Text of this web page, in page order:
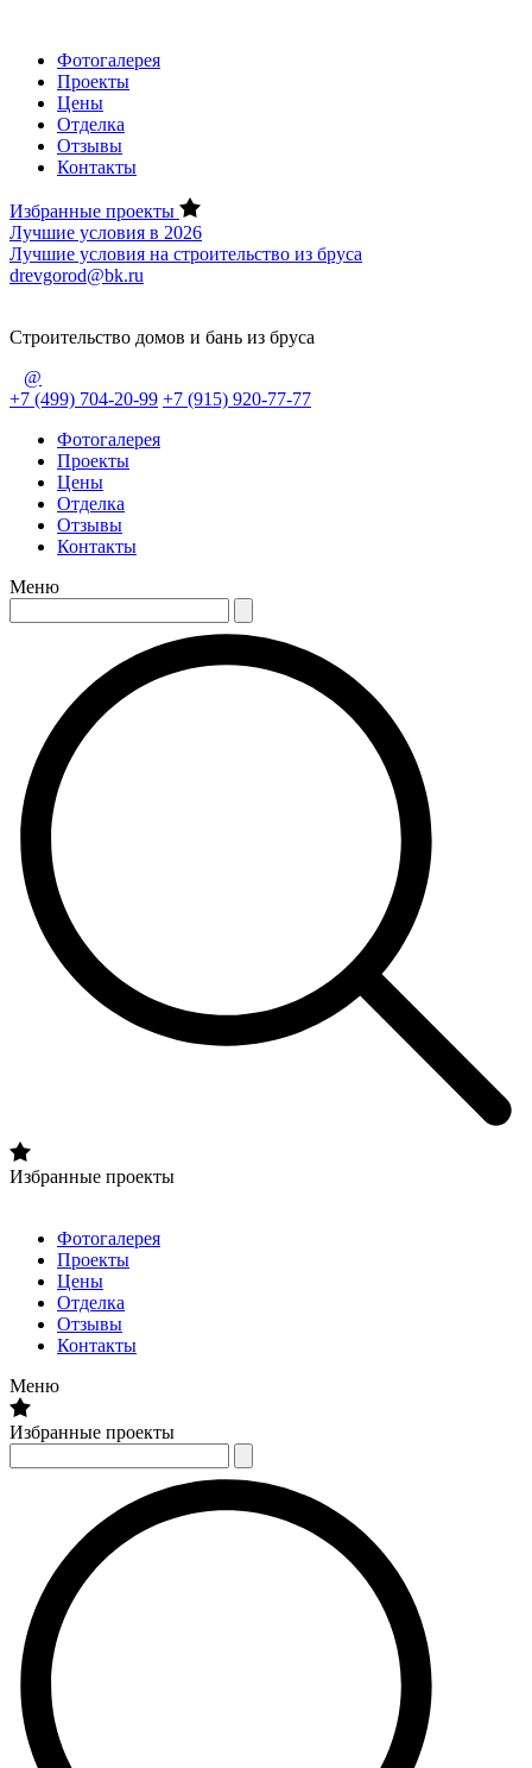
Фотогалерея
Проекты
Цены
Отделка
Отзывы
Контакты
Избранные проекты
Лучшие условия в 2026
Лучшие условия на строительство из бруса
drevgorod@bk.ru
Строительство домов и бань из бруса
@
+7 (499) 704-20-99 +7 (915) 920-77-77
Фотогалерея
Проекты
Цены
Отделка
Отзывы
Контакты
Меню
Избранные проекты
Фотогалерея
Проекты
Цены
Отделка
Отзывы
Контакты
Меню
Избранные проекты